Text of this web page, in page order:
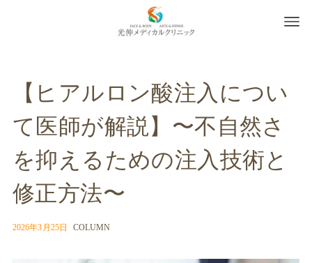
【ヒアルロン酸注入につい
て医師が解説】〜不自然さ
を抑えるための注入技術と
修正方法〜
2026年3月25日 COLUMN